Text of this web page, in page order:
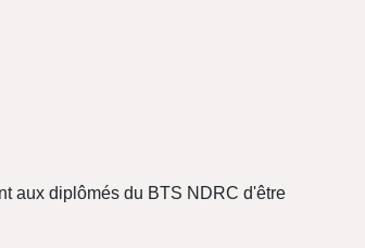
aux diplômés du BTS NDRC d'être